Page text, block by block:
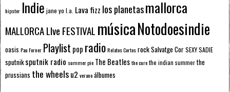
hipster Indie jane yo l.a. Lava fizz los planetasmallorca
MALLORCA LIve FESTIVAL músicaNotodoesindie
oasis Pau Forner Playlist pop radioRelatos CortosrockSalvatge CorSEXY SADIE
sputnik sputnik radio summer pie The Beatlesthe curethe indian summerthe
prussians the wheelsu2 veranoálbumes